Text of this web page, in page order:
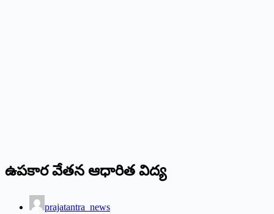
ఉప‌కార‌ వేత‌న ఆధారిత విద్య‌
prajatantra_news